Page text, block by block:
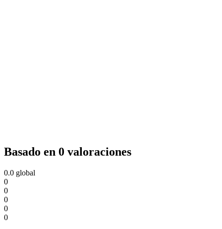
Basado en 0 valoraciones
0.0 global
0
0
0
0
0